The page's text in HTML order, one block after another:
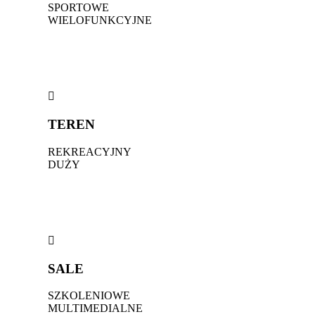
SPORTOWE
WIELOFUNKCYJNE
TEREN
REKREACYJNY
DUŻY
SALE
SZKOLENIOWE
MULTIMEDIALNE